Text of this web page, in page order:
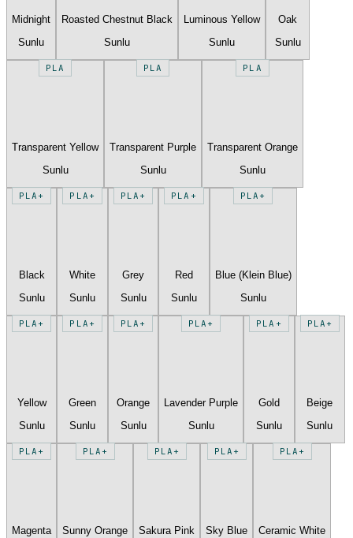
Midnight
Sunlu
Roasted Chestnut Black
Sunlu
Luminous Yellow
Sunlu
Oak
Sunlu
PLA
Transparent Yellow
Sunlu
PLA
Transparent Purple
Sunlu
PLA
Transparent Orange
Sunlu
PLA+
Black
Sunlu
PLA+
White
Sunlu
PLA+
Grey
Sunlu
PLA+
Red
Sunlu
PLA+
Blue (Klein Blue)
Sunlu
PLA+
Yellow
Sunlu
PLA+
Green
Sunlu
PLA+
Orange
Sunlu
PLA+
Lavender Purple
Sunlu
PLA+
Gold
Sunlu
PLA+
Beige
Sunlu
PLA+
Magenta
PLA+
Sunny Orange
PLA+
Sakura Pink
PLA+
Sky Blue
PLA+
Ceramic White